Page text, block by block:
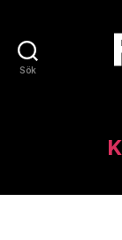
Sök